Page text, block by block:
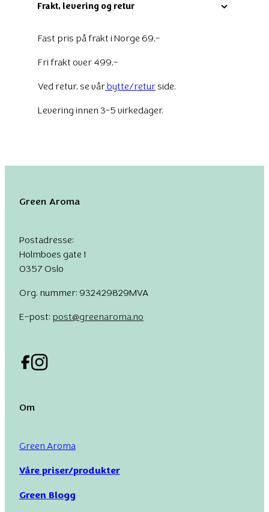
Frakt, levering og retur
Fast pris på frakt i Norge 69,-
Fri frakt over 499,-
Ved retur, se vårbytte/retur side.
Levering innen 3-5 virkedager.
Green Aroma
Postadresse:
Holmboes gate 1
0357 Oslo
Org. nummer: 932429829MVA
E-post: post@greenaroma.no
Om
Green Aroma
Våre priser/produkter
Green Blogg